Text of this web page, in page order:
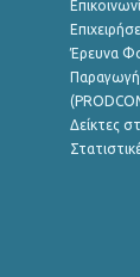
Έρευνα
Παραγωγή
Δείκτες